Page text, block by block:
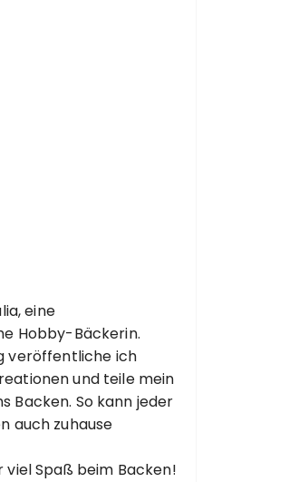
eine
Hobby-Bäckerin.
veröffentliche ich
und teile mein
Backen. So kann jeder
auch zuhause
viel Spaß beim Backen!